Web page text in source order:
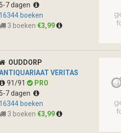
5-7 dagen
16344 boeken
3 boeken €3,99
OUDDORP
VERITAS
91/91
PRO
5-7 dagen
16344 boeken
3 boeken €3,99